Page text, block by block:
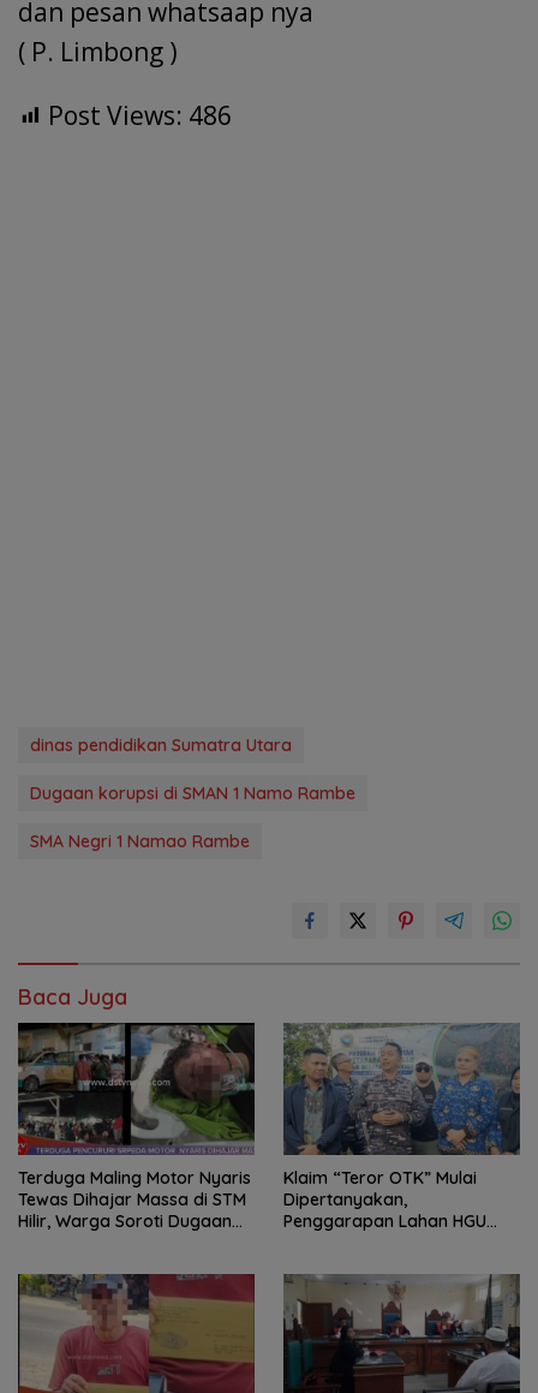
dan pesan whatsaap nya
( P. Limbong )
Post Views: 486
dinas pendidikan Sumatra Utara
Dugaan korupsi di SMAN 1 Namo Rambe
SMA Negri 1 Namao Rambe
Baca Juga
Terduga Maling Motor Nyaris
Tewas Dihajar Massa di STM
Hilir, Warga Soroti Dugaan
Klaim “Teror OTK” Mulai
Dipertanyakan,
Penggarapan Lahan HGU